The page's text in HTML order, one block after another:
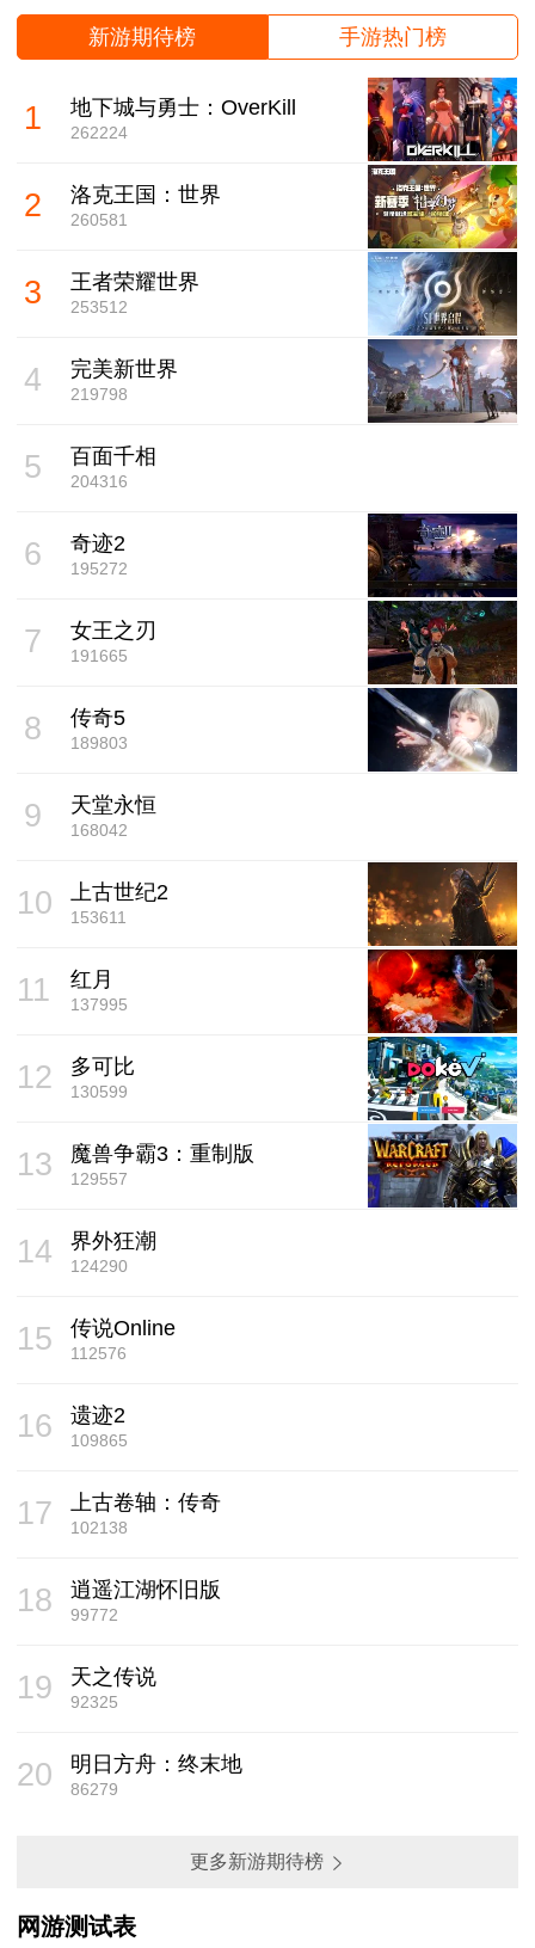
新游期待榜 手游热门榜
1 地下城与勇士：OverKill
262224
2 洛克王国：世界
260581
3 王者荣耀世界
253512
4 完美新世界
219798
5 百面千相
204316
6 奇迹2
195272
7 女王之刃
191665
8 传奇5
189803
9 天堂永恒
168042
10 上古世纪2
153611
11 红月
137995
12 多可比
130599
13 魔兽争霸3：重制版
129557
14 界外狂潮
124290
15 传说Online
112576
16 遗迹2
109865
17 上古卷轴：传奇
102138
18 逍遥江湖怀旧版
99772
19 天之传说
92325
20 明日方舟：终末地
86279
更多新游期待榜
网游测试表